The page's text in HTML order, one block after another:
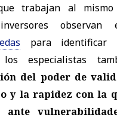
trabajan al
para identificar
los especialistas
del poder de
y la rapidez con la
ante